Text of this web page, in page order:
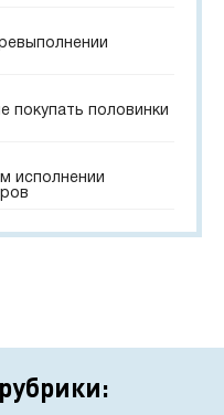
покупать половинки
исполнении